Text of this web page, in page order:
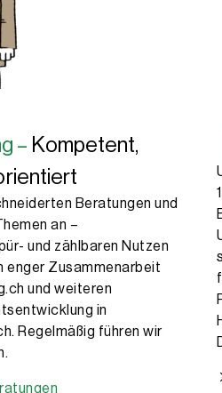
– Kompetent,
Beratungen und
an –
und zählbaren Nutzen
enger Zusammenarbeit
und weiteren
in
Regelmäßig führen wir